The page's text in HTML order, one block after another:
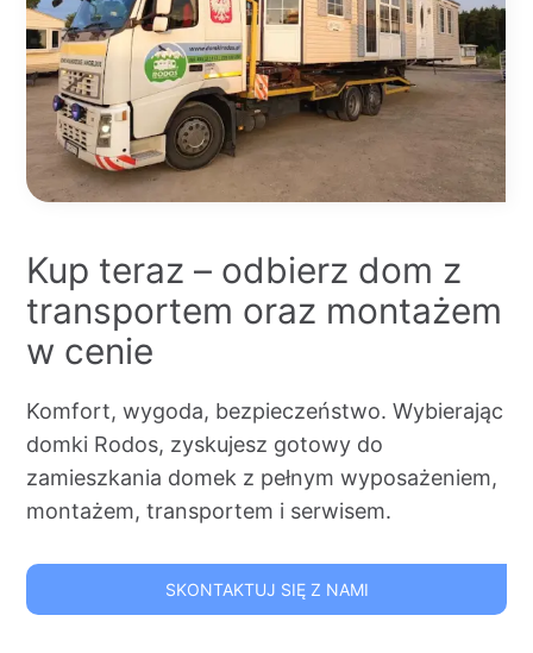
Kup teraz – odbierz dom z
transportem oraz montażem
w cenie
Komfort, wygoda, bezpieczeństwo. Wybierając
domki Rodos, zyskujesz gotowy do
zamieszkania domek z pełnym wyposażeniem,
montażem, transportem i serwisem.
SKONTAKTUJ SIĘ Z NAMI